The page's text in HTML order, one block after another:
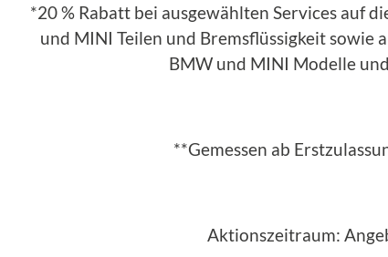
*20 % Rabatt bei ausgewählten Services auf
und MINI Teilen und Bremsflüssigkeit
BMW und MINI Modelle
**Gemessen ab
Aktionszeitraum: